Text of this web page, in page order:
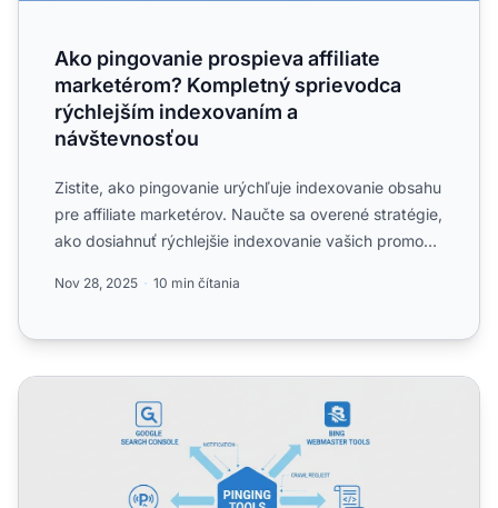
Ako pingovanie prospieva affiliate
marketérom? Kompletný sprievodca
rýchlejším indexovaním a
návštevnosťou
Zistite, ako pingovanie urýchľuje indexovanie obsahu
pre affiliate marketérov. Naučte sa overené stratégie,
ako dosiahnuť rýchlejšie indexovanie vašich promo
Nov 28, 2025 10 min čítania
Aké nástroje možno použiť na pingovanie? Kompletný